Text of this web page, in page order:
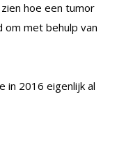
hoe een tumor
om met behulp van
in 2016 eigenlijk al